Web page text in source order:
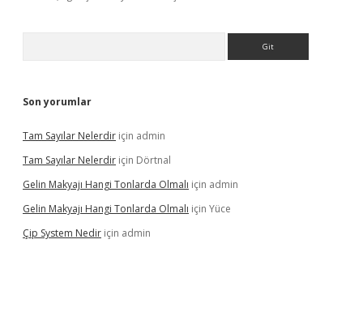
Son yorumlar
Tam Sayılar Nelerdir için admin
Tam Sayılar Nelerdir için Dörtnal
Gelin Makyajı Hangi Tonlarda Olmalı için admin
Gelin Makyajı Hangi Tonlarda Olmalı için Yüce
Çip System Nedir için admin